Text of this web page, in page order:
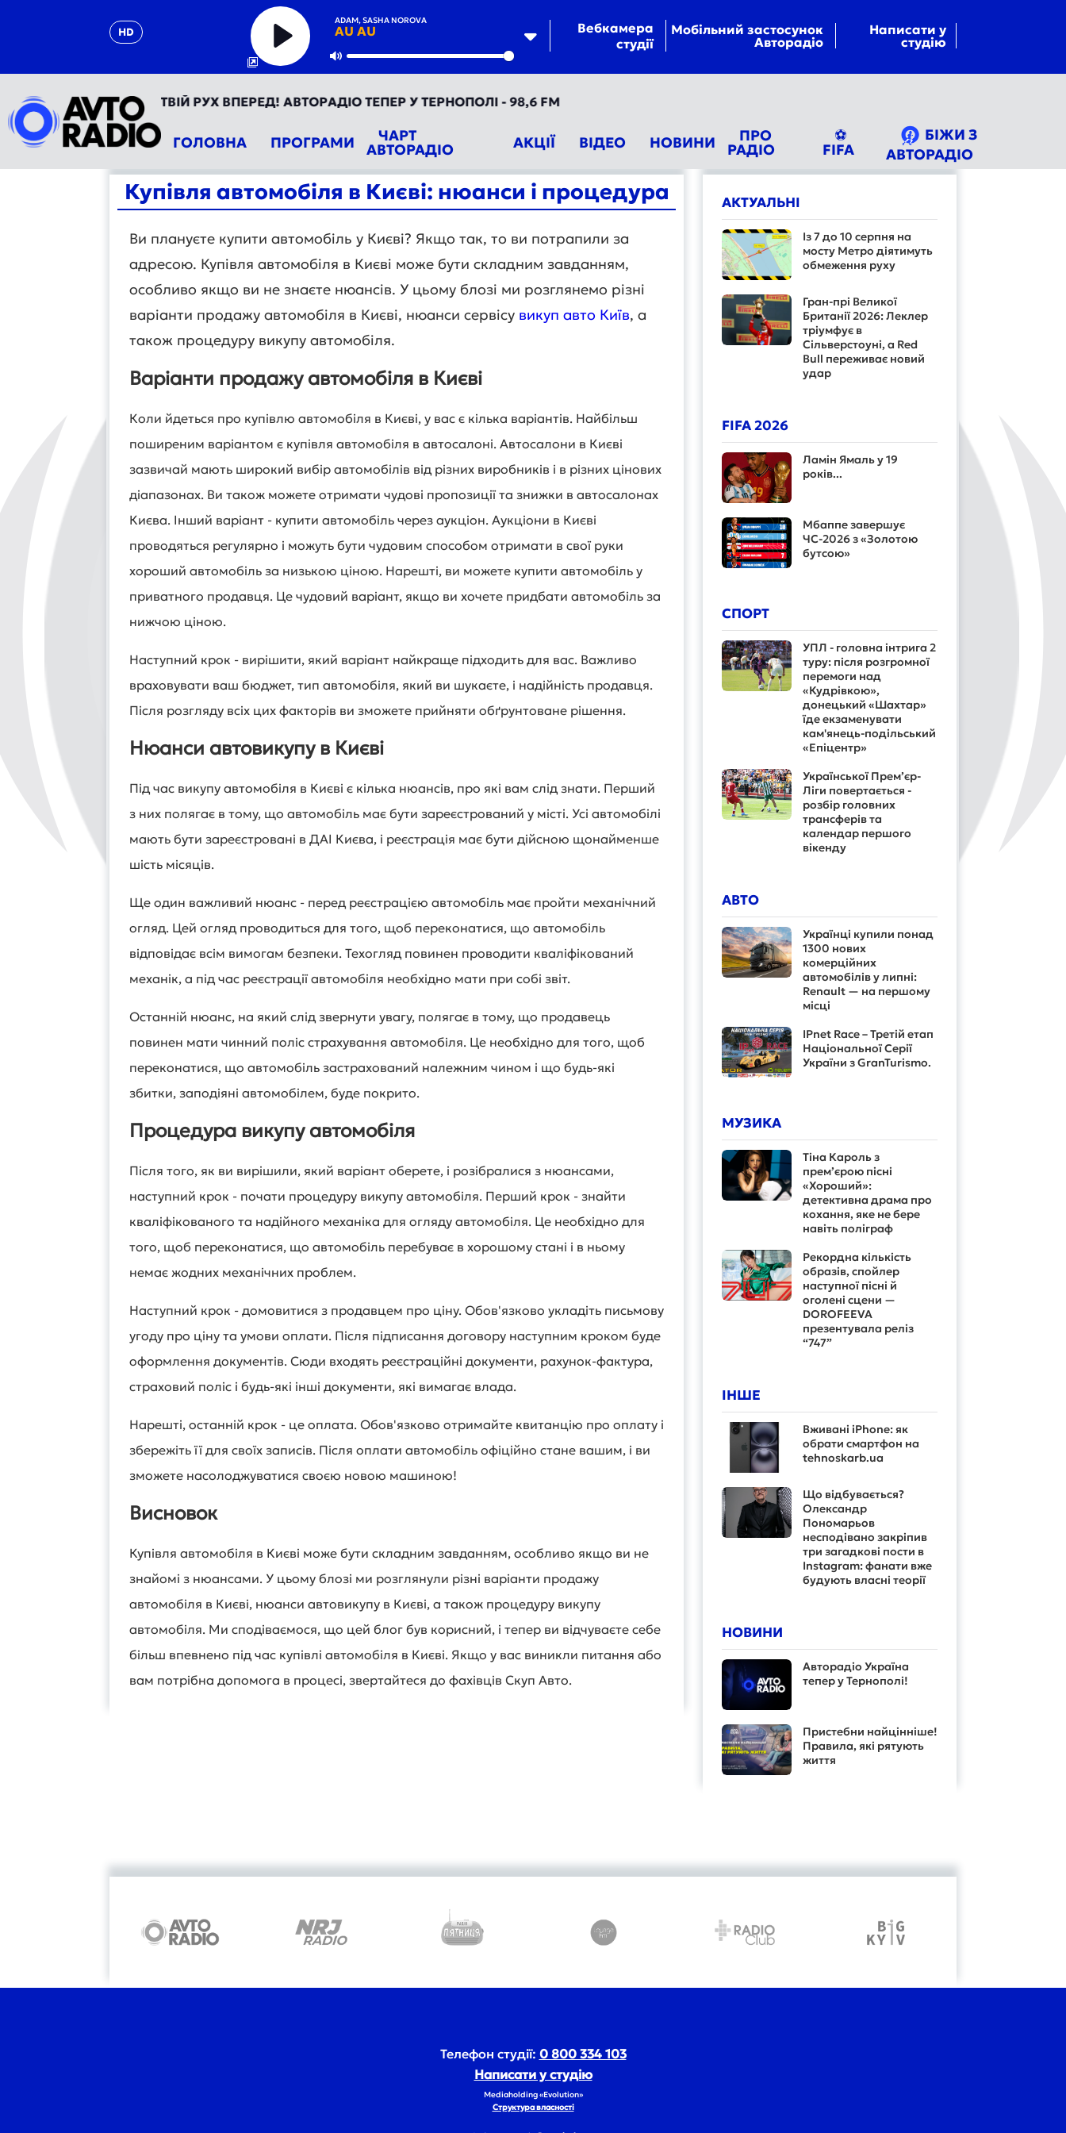
HD
ADAM, SASHA NOROVA
AU AU
Play
Mute
Вебкамера
студії
Мобільний застосунок
Авторадіо
Написати у
студію
УКРАЇНА - ТВІЙ РУХ ВПЕРЕД! АВТОРАДІО ТЕПЕР У ТЕРНОПОЛІ - 98,6 FM
ГОЛОВНА ПРОГРАМИ ЧАРТ
АВТОРАДІО АКЦІЇ ВІДЕО НОВИНИ ПРО
РАДІО
⚽
FIFA
БІЖИ З
АВТОРАДІО
Купівля автомобіля в Києві: нюанси і процедура
Ви плануєте купити автомобіль у Києві? Якщо так, то ви потрапили за
адресою. Купівля автомобіля в Києві може бути складним завданням,
особливо якщо ви не знаєте нюансів. У цьому блозі ми розглянемо різні
варіанти продажу автомобіля в Києві, нюанси сервісу викуп авто Київ, а
також процедуру викупу автомобіля.
Варіанти продажу автомобіля в Києві
Коли йдеться про купівлю автомобіля в Києві, у вас є кілька варіантів. Найбільш
поширеним варіантом є купівля автомобіля в автосалоні. Автосалони в Києві
зазвичай мають широкий вибір автомобілів від різних виробників і в різних цінових
діапазонах. Ви також можете отримати чудові пропозиції та знижки в автосалонах
Києва. Інший варіант - купити автомобіль через аукціон. Аукціони в Києві
проводяться регулярно і можуть бути чудовим способом отримати в свої руки
хороший автомобіль за низькою ціною. Нарешті, ви можете купити автомобіль у
приватного продавця. Це чудовий варіант, якщо ви хочете придбати автомобіль за
нижчою ціною.
Наступний крок - вирішити, який варіант найкраще підходить для вас. Важливо
враховувати ваш бюджет, тип автомобіля, який ви шукаєте, і надійність продавця.
Після розгляду всіх цих факторів ви зможете прийняти обґрунтоване рішення.
Нюанси автовикупу в Києві
Під час викупу автомобіля в Києві є кілька нюансів, про які вам слід знати. Перший
з них полягає в тому, що автомобіль має бути зареєстрований у місті. Усі автомобілі
мають бути зареєстровані в ДАІ Києва, і реєстрація має бути дійсною щонайменше
шість місяців.
Ще один важливий нюанс - перед реєстрацією автомобіль має пройти механічний
огляд. Цей огляд проводиться для того, щоб переконатися, що автомобіль
відповідає всім вимогам безпеки. Техогляд повинен проводити кваліфікований
механік, а під час реєстрації автомобіля необхідно мати при собі звіт.
Останній нюанс, на який слід звернути увагу, полягає в тому, що продавець
повинен мати чинний поліс страхування автомобіля. Це необхідно для того, щоб
переконатися, що автомобіль застрахований належним чином і що будь-які
збитки, заподіяні автомобілем, буде покрито.
Процедура викупу автомобіля
Після того, як ви вирішили, який варіант оберете, і розібралися з нюансами,
наступний крок - почати процедуру викупу автомобіля. Перший крок - знайти
кваліфікованого та надійного механіка для огляду автомобіля. Це необхідно для
того, щоб переконатися, що автомобіль перебуває в хорошому стані і в ньому
немає жодних механічних проблем.
Наступний крок - домовитися з продавцем про ціну. Обов'язково укладіть письмову
угоду про ціну та умови оплати. Після підписання договору наступним кроком буде
оформлення документів. Сюди входять реєстраційні документи, рахунок-фактура,
страховий поліс і будь-які інші документи, які вимагає влада.
Нарешті, останній крок - це оплата. Обов'язково отримайте квитанцію про оплату і
збережіть її для своїх записів. Після оплати автомобіль офіційно стане вашим, і ви
зможете насолоджуватися своєю новою машиною!
Висновок
Купівля автомобіля в Києві може бути складним завданням, особливо якщо ви не
знайомі з нюансами. У цьому блозі ми розглянули різні варіанти продажу
автомобіля в Києві, нюанси автовикупу в Києві, а також процедуру викупу
автомобіля. Ми сподіваємося, що цей блог був корисний, і тепер ви відчуваєте себе
більш впевнено під час купівлі автомобіля в Києві. Якщо у вас виникли питання або
вам потрібна допомога в процесі, звертайтеся до фахівців Скуп Авто.
АКТУАЛЬНІ
Із 7 до 10 серпня на
мосту Метро діятимуть
обмеження руху
Гран-прі Великої
Британії 2026: Леклер
тріумфує в
Сільверстоуні, а Red
Bull переживає новий
удар
FIFA 2026
Ламін Ямаль у 19
років...
Мбаппе завершує
ЧС-2026 з «Золотою
бутсою»
СПОРТ
УПЛ - головна інтрига 2
туру: після розгромної
перемоги над
«Кудрівкою»,
донецький «Шахтар»
їде екзаменувати
кам'янець-подільський
«Епіцентр»
Української Прем’єр-
Ліги повертається -
розбір головних
трансферів та
календар першого
вікенду
АВТО
Українці купили понад
1300 нових
комерційних
автомобілів у липні:
Renault — на першому
місці
IPnet Race – Третій етап
Національної Серії
України з GranTurismo.
МУЗИКА
Тіна Кароль з
прем’єрою пісні
«Хороший»:
детективна драма про
кохання, яке не бере
навіть поліграф
Рекордна кількість
образів, спойлер
наступної пісні й
оголені сцени —
DOROFEEVA
презентувала реліз
“747”
ІНШЕ
Вживані iPhone: як
обрати смартфон на
tehnoskarb.ua
Що відбувається?
Олександр
Пономарьов
несподівано закріпив
три загадкові пости в
Instagram: фанати вже
будують власні теорії
НОВИНИ
Авторадіо Україна
тепер у Тернополі!
Пристебни найцінніше!
Правила, які рятують
життя
Телефон студії: 0 800 334 103
Написати у студію
Mediaholding «Evolution»
Структура власності